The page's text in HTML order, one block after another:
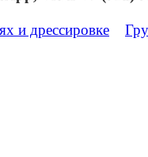
и дрессировке